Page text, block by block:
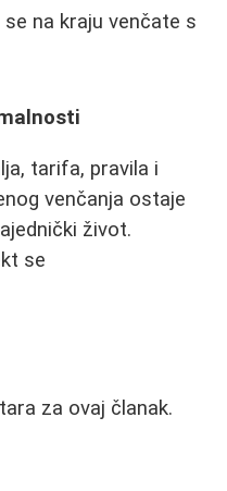
na kraju venčate s
tarifa, pravila i
venčanja ostaje
život.
se
za ovaj članak.